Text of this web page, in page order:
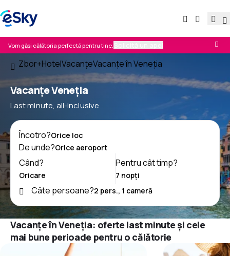
Vom găsi călătoria perfectă pentru tine.
Zbor+HotelVacanţeVacanţe în Veneţia
Vacanţe Veneţia
Last minute, all-inclusive
Încotro?
De unde?
Când?
Pentru cât timp?
Câte persoane?
Vacanțe în Veneţia: oferte last minute și cele
mai bune perioade pentru o călătorie